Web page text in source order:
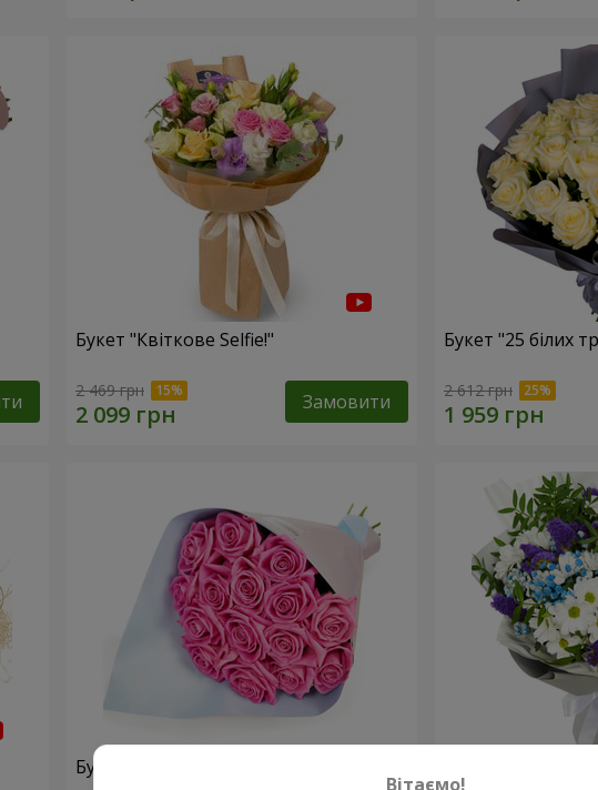
Букет "Квіткове Selfie!"
2 469 грн Замовити
Букет "25 білих
2 612 грн
Букет "15 рожевих троянд" Яскравий
Вітаємо!